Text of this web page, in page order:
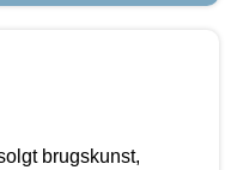
brugskunst,